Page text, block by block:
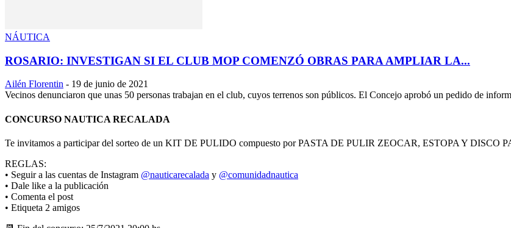
NÁUTICA
ROSARIO: INVESTIGAN SI EL CLUB MOP COMENZÓ OBRAS PARA AMPLIAR LA...
Ailén Florentin - 19 de junio de 2021
Vecinos denunciaron que unas 50 personas trabajan en el club, cuyos terrenos son públicos. El Concejo aprobó un pedido de
CONCURSO NAUTICA RECALADA
Te invitamos a participar del sorteo de un KIT DE PULIDO compuesto por PASTA DE PULIR ZEOCAR, ESTOPA Y DISCO
REGLAS:
• Seguir a las cuentas de Instagram @nauticarecalada y @comunidadnautica
• Dale like a la publicación
• Comenta el post
• Etiqueta 2 amigos